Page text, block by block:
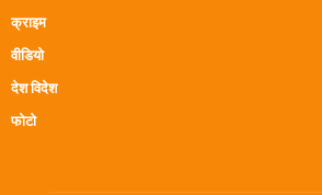
क्राइम
वीडियो
देश विदेश
फोटो